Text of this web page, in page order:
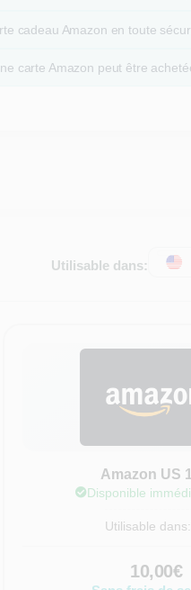
cadeau Amazon en toute
carte Amazon peut être
Utilisable dans:
Amazon US
Disponible
Utilisable dans:
10,00€